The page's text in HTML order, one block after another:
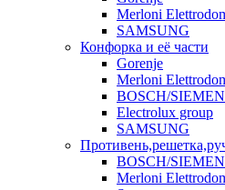
Merloni
SAMSUNG
Конфорка и её части
Gorenje
Merloni
BOSCH/
Electrolux group
SAMSUNG
BOSCH/
Merloni